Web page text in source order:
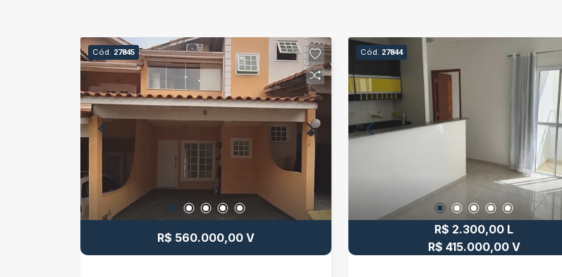
Cód. 27845
R$ 560.000,00 V
Cód. 27844
R$ 2.300,00 L
R$ 415.000,00 V